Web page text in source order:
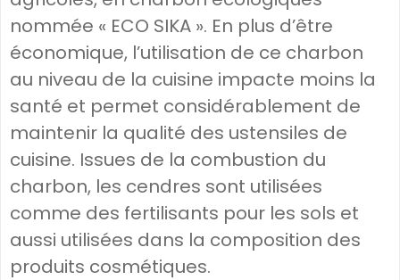
nommée « ECO SIKA ». En plus d’être
économique, l’utilisation de ce charbon
au niveau de la cuisine impacte moins la
santé et permet considérablement de
maintenir la qualité des ustensiles de
cuisine. Issues de la combustion du
charbon, les cendres sont utilisées
comme des fertilisants pour les sols et
aussi utilisées dans la composition des
produits cosmétiques.